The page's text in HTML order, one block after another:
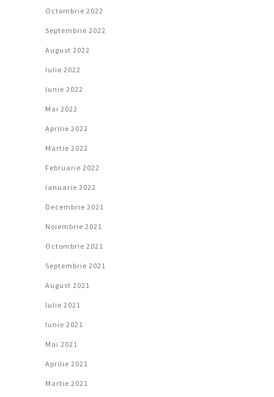
Octombrie 2022
Septembrie 2022
August 2022
Iulie 2022
Iunie 2022
Mai 2022
Aprilie 2022
Martie 2022
Februarie 2022
Ianuarie 2022
Decembrie 2021
Noiembrie 2021
Octombrie 2021
Septembrie 2021
August 2021
Iulie 2021
Iunie 2021
Mai 2021
Aprilie 2021
Martie 2021